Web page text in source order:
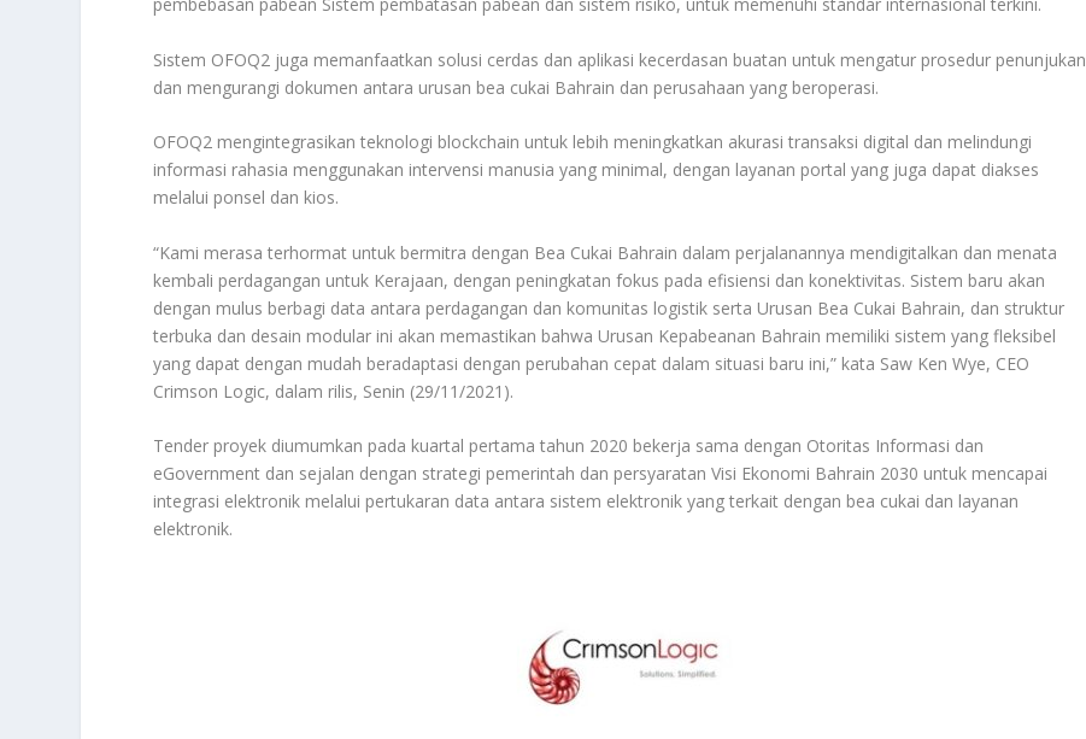
pembebasan pabean Sistem pembatasan pabean dan sistem risiko, untuk memenuhi standar internasional terkini.
Sistem OFOQ2 juga memanfaatkan solusi cerdas dan aplikasi kecerdasan buatan untuk mengatur prosedur penunjukan
dan mengurangi dokumen antara urusan bea cukai Bahrain dan perusahaan yang beroperasi.
OFOQ2 mengintegrasikan teknologi blockchain untuk lebih meningkatkan akurasi transaksi digital dan melindungi
informasi rahasia menggunakan intervensi manusia yang minimal, dengan layanan portal yang juga dapat diakses
melalui ponsel dan kios.
“Kami merasa terhormat untuk bermitra dengan Bea Cukai Bahrain dalam perjalanannya mendigitalkan dan menata
kembali perdagangan untuk Kerajaan, dengan peningkatan fokus pada efisiensi dan konektivitas. Sistem baru akan
dengan mulus berbagi data antara perdagangan dan komunitas logistik serta Urusan Bea Cukai Bahrain, dan struktur
terbuka dan desain modular ini akan memastikan bahwa Urusan Kepabeanan Bahrain memiliki sistem yang fleksibel
yang dapat dengan mudah beradaptasi dengan perubahan cepat dalam situasi baru ini,” kata Saw Ken Wye, CEO
Crimson Logic, dalam rilis, Senin (29/11/2021).
Tender proyek diumumkan pada kuartal pertama tahun 2020 bekerja sama dengan Otoritas Informasi dan
eGovernment dan sejalan dengan strategi pemerintah dan persyaratan Visi Ekonomi Bahrain 2030 untuk mencapai
integrasi elektronik melalui pertukaran data antara sistem elektronik yang terkait dengan bea cukai dan layanan
elektronik.